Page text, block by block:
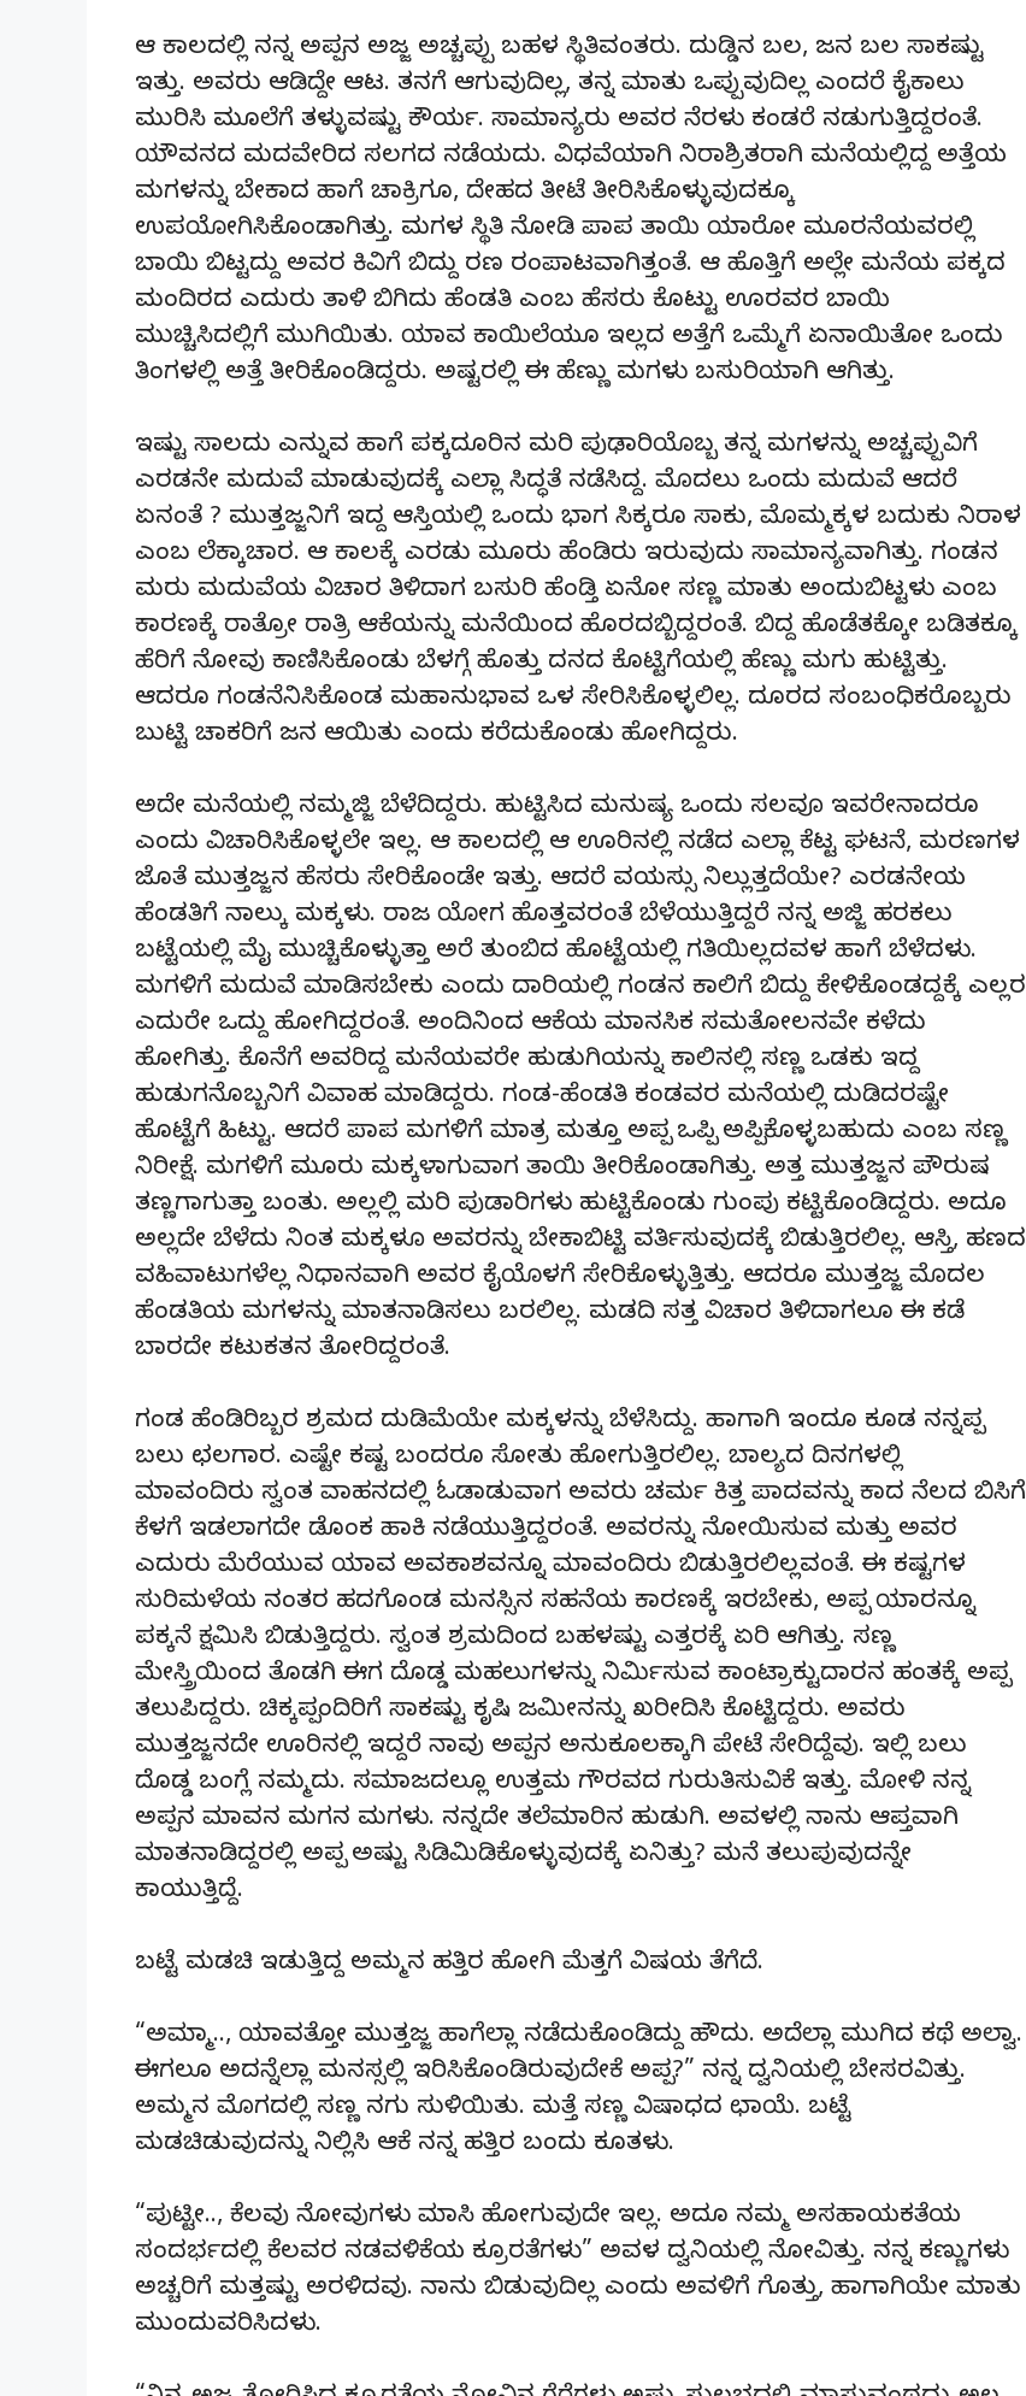
ಆ ಕಾಲದಲ್ಲಿ ನನ್ನ ಅಪ್ಪನ ಅಜ್ಜ ಅಚ್ಚಪ್ಪು ಬಹಳ ಸ್ಥಿತಿವಂತರು. ದುಡ್ಡಿನ ಬಲ, ಜನ ಬಲ ಸಾಕಷ್ಟು
ಇತ್ತು. ಅವರು ಆಡಿದ್ದೇ ಆಟ. ತನಗೆ ಆಗುವುದಿಲ್ಲ, ತನ್ನ ಮಾತು ಒಪ್ಪುವುದಿಲ್ಲ ಎಂದರೆ ಕೈಕಾಲು
ಮುರಿಸಿ ಮೂಲೆಗೆ ತಳ್ಳುವಷ್ಟು ಕೌರ್ಯ. ಸಾಮಾನ್ಯರು ಅವರ ನೆರಳು ಕಂಡರೆ ನಡುಗುತ್ತಿದ್ದರಂತೆ.
ಯೌವನದ ಮದವೇರಿದ ಸಲಗದ ನಡೆಯದು. ವಿಧವೆಯಾಗಿ ನಿರಾಶ್ರಿತರಾಗಿ ಮನೆಯಲ್ಲಿದ್ದ ಅತ್ತೆಯ
ಮಗಳನ್ನು ಬೇಕಾದ ಹಾಗೆ ಚಾಕ್ರಿಗೂ, ದೇಹದ ತೀಟೆ ತೀರಿಸಿಕೊಳ್ಳುವುದಕ್ಕೂ
ಉಪಯೋಗಿಸಿಕೊಂಡಾಗಿತ್ತು. ಮಗಳ ಸ್ಥಿತಿ ನೋಡಿ ಪಾಪ ತಾಯಿ ಯಾರೋ ಮೂರನೆಯವರಲ್ಲಿ
ಬಾಯಿ ಬಿಟ್ಟದ್ದು ಅವರ ಕಿವಿಗೆ ಬಿದ್ದು ರಣ ರಂಪಾಟವಾಗಿತ್ತಂತೆ. ಆ ಹೊತ್ತಿಗೆ ಅಲ್ಲೇ ಮನೆಯ ಪಕ್ಕದ
ಮಂದಿರದ ಎದುರು ತಾಳಿ ಬಿಗಿದು ಹೆಂಡತಿ ಎಂಬ ಹೆಸರು ಕೊಟ್ಟು ಊರವರ ಬಾಯಿ
ಮುಚ್ಚಿಸಿದಲ್ಲಿಗೆ ಮುಗಿಯಿತು. ಯಾವ ಕಾಯಿಲೆಯೂ ಇಲ್ಲದ ಅತ್ತೆಗೆ ಒಮ್ಮೆಗೆ ಏನಾಯಿತೋ ಒಂದು
ತಿಂಗಳಲ್ಲಿ ಅತ್ತೆ ತೀರಿಕೊಂಡಿದ್ದರು. ಅಷ್ಟರಲ್ಲಿ ಈ ಹೆಣ್ಣು ಮಗಳು ಬಸುರಿಯಾಗಿ ಆಗಿತ್ತು.
ಇಷ್ಟು ಸಾಲದು ಎನ್ನುವ ಹಾಗೆ ಪಕ್ಕದೂರಿನ ಮರಿ ಪುಢಾರಿಯೊಬ್ಬ ತನ್ನ ಮಗಳನ್ನು ಅಚ್ಚಪ್ಪುವಿಗೆ
ಎರಡನೇ ಮದುವೆ ಮಾಡುವುದಕ್ಕೆ ಎಲ್ಲಾ ಸಿದ್ಧತೆ ನಡೆಸಿದ್ದ. ಮೊದಲು ಒಂದು ಮದುವೆ ಆದರೆ
ಏನಂತೆ ? ಮುತ್ತಜ್ಜನಿಗೆ ಇದ್ದ ಆಸ್ತಿಯಲ್ಲಿ ಒಂದು ಭಾಗ ಸಿಕ್ಕರೂ ಸಾಕು, ಮೊಮ್ಮಕ್ಕಳ ಬದುಕು ನಿರಾಳ
ಎಂಬ ಲೆಕ್ಕಾಚಾರ. ಆ ಕಾಲಕ್ಕೆ ಎರಡು ಮೂರು ಹೆಂಡಿರು ಇರುವುದು ಸಾಮಾನ್ಯವಾಗಿತ್ತು. ಗಂಡನ
ಮರು ಮದುವೆಯ ವಿಚಾರ ತಿಳಿದಾಗ ಬಸುರಿ ಹೆಂಡ್ತಿ ಏನೋ ಸಣ್ಣ ಮಾತು ಅಂದುಬಿಟ್ಟಳು ಎಂಬ
ಕಾರಣಕ್ಕೆ ರಾತ್ರೋ ರಾತ್ರಿ ಆಕೆಯನ್ನು ಮನೆಯಿಂದ ಹೊರದಬ್ಬಿದ್ದರಂತೆ. ಬಿದ್ದ ಹೊಡೆತಕ್ಕೋ ಬಡಿತಕ್ಕೂ
ಹೆರಿಗೆ ನೋವು ಕಾಣಿಸಿಕೊಂಡು ಬೆಳಗ್ಗೆ ಹೊತ್ತು ದನದ ಕೊಟ್ಟಿಗೆಯಲ್ಲಿ ಹೆಣ್ಣು ಮಗು ಹುಟ್ಟಿತ್ತು.
ಆದರೂ ಗಂಡನೆನಿಸಿಕೊಂಡ ಮಹಾನುಭಾವ ಒಳ ಸೇರಿಸಿಕೊಳ್ಳಲಿಲ್ಲ. ದೂರದ ಸಂಬಂಧಿಕರೊಬ್ಬರು
ಬುಟ್ಟಿ ಚಾಕರಿಗೆ ಜನ ಆಯಿತು ಎಂದು ಕರೆದುಕೊಂಡು ಹೋಗಿದ್ದರು.
ಅದೇ ಮನೆಯಲ್ಲಿ ನಮ್ಮಜ್ಜಿ ಬೆಳೆದಿದ್ದರು. ಹುಟ್ಟಿಸಿದ ಮನುಷ್ಯ ಒಂದು ಸಲವೂ ಇವರೇನಾದರೂ
ಎಂದು ವಿಚಾರಿಸಿಕೊಳ್ಳಲೇ ಇಲ್ಲ. ಆ ಕಾಲದಲ್ಲಿ ಆ ಊರಿನಲ್ಲಿ ನಡೆದ ಎಲ್ಲಾ ಕೆಟ್ಟ ಘಟನೆ, ಮರಣಗಳ
ಜೊತೆ ಮುತ್ತಜ್ಜನ ಹೆಸರು ಸೇರಿಕೊಂಡೇ ಇತ್ತು. ಆದರೆ ವಯಸ್ಸು ನಿಲ್ಲುತ್ತದೆಯೇ? ಎರಡನೇಯ
ಹೆಂಡತಿಗೆ ನಾಲ್ಕು ಮಕ್ಕಳು. ರಾಜ ಯೋಗ ಹೊತ್ತವರಂತೆ ಬೆಳೆಯುತ್ತಿದ್ದರೆ ನನ್ನ ಅಜ್ಜಿ ಹರಕಲು
ಬಟ್ಟೆಯಲ್ಲಿ ಮೈ ಮುಚ್ಚಿಕೊಳ್ಳುತ್ತಾ ಅರೆ ತುಂಬಿದ ಹೊಟ್ಟೆಯಲ್ಲಿ ಗತಿಯಿಲ್ಲದವಳ ಹಾಗೆ ಬೆಳೆದಳು.
ಮಗಳಿಗೆ ಮದುವೆ ಮಾಡಿಸಬೇಕು ಎಂದು ದಾರಿಯಲ್ಲಿ ಗಂಡನ ಕಾಲಿಗೆ ಬಿದ್ದು ಕೇಳಿಕೊಂಡದ್ದಕ್ಕೆ ಎಲ್ಲರ
ಎದುರೇ ಒದ್ದು ಹೋಗಿದ್ದರಂತೆ. ಅಂದಿನಿಂದ ಆಕೆಯ ಮಾನಸಿಕ ಸಮತೋಲನವೇ ಕಳೆದು
ಹೋಗಿತ್ತು. ಕೊನೆಗೆ ಅವರಿದ್ದ ಮನೆಯವರೇ ಹುಡುಗಿಯನ್ನು ಕಾಲಿನಲ್ಲಿ ಸಣ್ಣ ಒಡಕು ಇದ್ದ
ಹುಡುಗನೊಬ್ಬನಿಗೆ ವಿವಾಹ ಮಾಡಿದ್ದರು. ಗಂಡ-ಹೆಂಡತಿ ಕಂಡವರ ಮನೆಯಲ್ಲಿ ದುಡಿದರಷ್ಟೇ
ಹೊಟ್ಟೆಗೆ ಹಿಟ್ಟು. ಆದರೆ ಪಾಪ ಮಗಳಿಗೆ ಮಾತ್ರ ಮತ್ತೂ ಅಪ್ಪ ಒಪ್ಪಿ ಅಪ್ಪಿಕೊಳ್ಳಬಹುದು ಎಂಬ ಸಣ್ಣ
ನಿರೀಕ್ಷೆ. ಮಗಳಿಗೆ ಮೂರು ಮಕ್ಕಳಾಗುವಾಗ ತಾಯಿ ತೀರಿಕೊಂಡಾಗಿತ್ತು. ಅತ್ತ ಮುತ್ತಜ್ಜನ ಪೌರುಷ
ತಣ್ಣಗಾಗುತ್ತಾ ಬಂತು. ಅಲ್ಲಲ್ಲಿ ಮರಿ ಪುಡಾರಿಗಳು ಹುಟ್ಟಿಕೊಂಡು ಗುಂಪು ಕಟ್ಟಿಕೊಂಡಿದ್ದರು. ಅದೂ
ಅಲ್ಲದೇ ಬೆಳೆದು ನಿಂತ ಮಕ್ಕಳೂ ಅವರನ್ನು ಬೇಕಾಬಿಟ್ಟಿ ವರ್ತಿಸುವುದಕ್ಕೆ ಬಿಡುತ್ತಿರಲಿಲ್ಲ. ಆಸ್ತಿ, ಹಣದ
ವಹಿವಾಟುಗಳೆಲ್ಲ ನಿಧಾನವಾಗಿ ಅವರ ಕೈಯೊಳಗೆ ಸೇರಿಕೊಳ್ಳುತ್ತಿತ್ತು. ಆದರೂ ಮುತ್ತಜ್ಜ ಮೊದಲ
ಹೆಂಡತಿಯ ಮಗಳನ್ನು ಮಾತನಾಡಿಸಲು ಬರಲಿಲ್ಲ. ಮಡದಿ ಸತ್ತ ವಿಚಾರ ತಿಳಿದಾಗಲೂ ಈ ಕಡೆ
ಬಾರದೇ ಕಟುಕತನ ತೋರಿದ್ದರಂತೆ.
ಗಂಡ ಹೆಂಡಿರಿಬ್ಬರ ಶ್ರಮದ ದುಡಿಮೆಯೇ ಮಕ್ಕಳನ್ನು ಬೆಳೆಸಿದ್ದು. ಹಾಗಾಗಿ ಇಂದೂ ಕೂಡ ನನ್ನಪ್ಪ
ಬಲು ಛಲಗಾರ. ಎಷ್ಟೇ ಕಷ್ಟ ಬಂದರೂ ಸೋತು ಹೋಗುತ್ತಿರಲಿಲ್ಲ. ಬಾಲ್ಯದ ದಿನಗಳಲ್ಲಿ
ಮಾವಂದಿರು ಸ್ವಂತ ವಾಹನದಲ್ಲಿ ಓಡಾಡುವಾಗ ಅವರು ಚರ್ಮ ಕಿತ್ತ ಪಾದವನ್ನು ಕಾದ ನೆಲದ ಬಿಸಿಗೆ
ಕೆಳಗೆ ಇಡಲಾಗದೇ ಡೊಂಕ ಹಾಕಿ ನಡೆಯುತ್ತಿದ್ದರಂತೆ. ಅವರನ್ನು ನೋಯಿಸುವ ಮತ್ತು ಅವರ
ಎದುರು ಮೆರೆಯುವ ಯಾವ ಅವಕಾಶವನ್ನೂ ಮಾವಂದಿರು ಬಿಡುತ್ತಿರಲಿಲ್ಲವಂತೆ. ಈ ಕಷ್ಟಗಳ
ಸುರಿಮಳೆಯ ನಂತರ ಹದಗೊಂಡ ಮನಸ್ಸಿನ ಸಹನೆಯ ಕಾರಣಕ್ಕೆ ಇರಬೇಕು, ಅಪ್ಪ ಯಾರನ್ನೂ
ಪಕ್ಕನೆ ಕ್ಷಮಿಸಿ ಬಿಡುತ್ತಿದ್ದರು. ಸ್ವಂತ ಶ್ರಮದಿಂದ ಬಹಳಷ್ಟು ಎತ್ತರಕ್ಕೆ ಏರಿ ಆಗಿತ್ತು. ಸಣ್ಣ
ಮೇಸ್ತ್ರಿಯಿಂದ ತೊಡಗಿ ಈಗ ದೊಡ್ಡ ಮಹಲುಗಳನ್ನು ನಿರ್ಮಿಸುವ ಕಾಂಟ್ರಾಕ್ಟುದಾರನ ಹಂತಕ್ಕೆ ಅಪ್ಪ
ತಲುಪಿದ್ದರು. ಚಿಕ್ಕಪ್ಪಂದಿರಿಗೆ ಸಾಕಷ್ಟು ಕೃಷಿ ಜಮೀನನ್ನು ಖರೀದಿಸಿ ಕೊಟ್ಟಿದ್ದರು. ಅವರು
ಮುತ್ತಜ್ಜನದೇ ಊರಿನಲ್ಲಿ ಇದ್ದರೆ ನಾವು ಅಪ್ಪನ ಅನುಕೂಲಕ್ಕಾಗಿ ಪೇಟೆ ಸೇರಿದ್ದೆವು. ಇಲ್ಲಿ ಬಲು
ದೊಡ್ಡ ಬಂಗ್ಲೆ ನಮ್ಮದು. ಸಮಾಜದಲ್ಲೂ ಉತ್ತಮ ಗೌರವದ ಗುರುತಿಸುವಿಕೆ ಇತ್ತು. ಮೋಳಿ ನನ್ನ
ಅಪ್ಪನ ಮಾವನ ಮಗನ ಮಗಳು. ನನ್ನದೇ ತಲೆಮಾರಿನ ಹುಡುಗಿ. ಅವಳಲ್ಲಿ ನಾನು ಆಪ್ತವಾಗಿ
ಮಾತನಾಡಿದ್ದರಲ್ಲಿ ಅಪ್ಪ ಅಷ್ಟು ಸಿಡಿಮಿಡಿಕೊಳ್ಳುವುದಕ್ಕೆ ಏನಿತ್ತು? ಮನೆ ತಲುಪುವುದನ್ನೇ
ಕಾಯುತ್ತಿದ್ದೆ.
ಬಟ್ಟೆ ಮಡಚಿ ಇಡುತ್ತಿದ್ದ ಅಮ್ಮನ ಹತ್ತಿರ ಹೋಗಿ ಮೆತ್ತಗೆ ವಿಷಯ ತೆಗೆದೆ.
“ಅಮ್ಮಾ.., ಯಾವತ್ತೋ ಮುತ್ತಜ್ಜ ಹಾಗೆಲ್ಲಾ ನಡೆದುಕೊಂಡಿದ್ದು ಹೌದು. ಅದೆಲ್ಲಾ ಮುಗಿದ ಕಥೆ ಅಲ್ವಾ.
ಈಗಲೂ ಅದನ್ನೆಲ್ಲಾ ಮನಸ್ಸಲ್ಲಿ ಇರಿಸಿಕೊಂಡಿರುವುದೇಕೆ ಅಪ್ಪ?” ನನ್ನ ದ್ವನಿಯಲ್ಲಿ ಬೇಸರವಿತ್ತು.
ಅಮ್ಮನ ಮೊಗದಲ್ಲಿ ಸಣ್ಣ ನಗು ಸುಳಿಯಿತು. ಮತ್ತೆ ಸಣ್ಣ ವಿಷಾಧದ ಛಾಯೆ. ಬಟ್ಟೆ
ಮಡಚಿಡುವುದನ್ನು ನಿಲ್ಲಿಸಿ ಆಕೆ ನನ್ನ ಹತ್ತಿರ ಬಂದು ಕೂತಳು.
“ಪುಟ್ಟೀ.., ಕೆಲವು ನೋವುಗಳು ಮಾಸಿ ಹೋಗುವುದೇ ಇಲ್ಲ. ಅದೂ ನಮ್ಮ ಅಸಹಾಯಕತೆಯ
ಸಂದರ್ಭದಲ್ಲಿ ಕೆಲವರ ನಡವಳಿಕೆಯ ಕ್ರೂರತೆಗಳು” ಅವಳ ದ್ವನಿಯಲ್ಲಿ ನೋವಿತ್ತು. ನನ್ನ ಕಣ್ಣುಗಳು
ಅಚ್ಚರಿಗೆ ಮತ್ತಷ್ಟು ಅರಳಿದವು. ನಾನು ಬಿಡುವುದಿಲ್ಲ ಎಂದು ಅವಳಿಗೆ ಗೊತ್ತು, ಹಾಗಾಗಿಯೇ ಮಾತು
ಮುಂದುವರಿಸಿದಳು.